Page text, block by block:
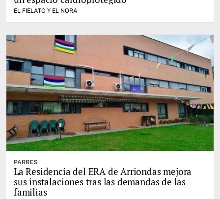
EL FIELATO Y EL NORA
PARRES
La Residencia del ERA de Arriondas mejora
sus instalaciones tras las demandas de las
familias